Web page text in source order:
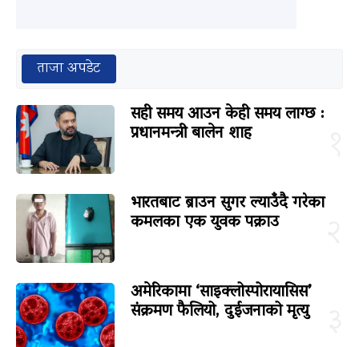
ताजा अपडेट
सही समय आउन केही समय लाग्छ :
प्रधानमन्त्री बालेन शाह
भारतबाट ब्राउन सुगर ल्याउँदै गरेका
कमलका एक युवक पक्राउ
अमेरिकामा ‘साइक्लोस्पोरायासिस’
संक्रमण फैलियो, दुईजनाको मृत्यु